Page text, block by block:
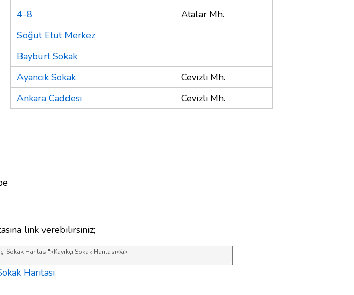
4-8
Atalar Mh.
Söğüt Etüt Merkez
Bayburt Sokak
Ayancık Sokak
Cevizli Mh.
Ankara Caddesi
Cevizli Mh.
link verebilirsiniz;
Haritası